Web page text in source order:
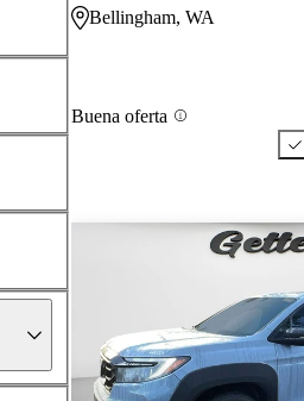
Bellingham, WA
Buena oferta